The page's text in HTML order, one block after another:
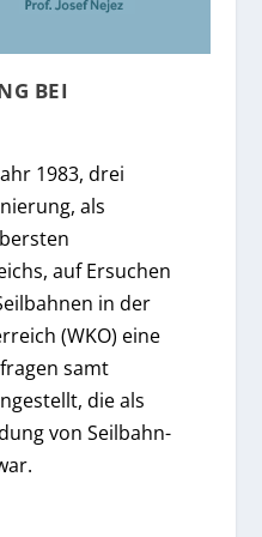
BEI
1983, drei
als
auf Ersuchen
in der
(WKO) eine
samt
die als
von Seilbahn-